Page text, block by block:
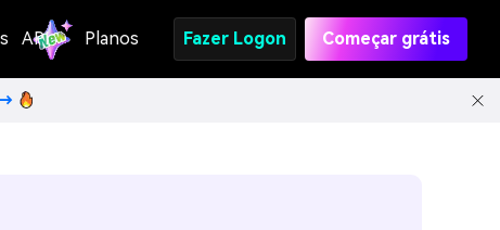
API Planos Fazer Logon Começar grátis